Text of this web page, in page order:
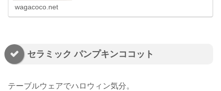
wagacoco.net
セラミック パンプキンココット
テーブルウェアでハロウィン気分。